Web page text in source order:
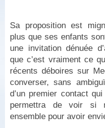
Sa proposition est
plus que ses enfants
une invitation dénuée
que c’est vraiment ce
récents déboires sur
converser, sans
d’un premier contact
permettra de voir si
ensemble pour avoir